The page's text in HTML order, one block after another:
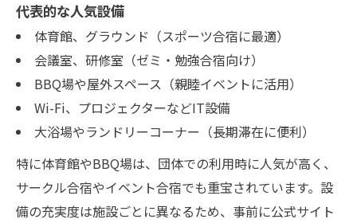
代表的な人気設備
体育館、グラウンド（スポーツ合宿に最適）
会議室、研修室（ゼミ・勉強合宿向け）
BBQ場や屋外スペース（親睦イベントに活用）
Wi-Fi、プロジェクターなどIT設備
大浴場やランドリーコーナー（長期滞在に便利）
特に体育館やBBQ場は、団体での利用時に人気が高く、
サークル合宿やイベント合宿でも重宝されています。設
備の充実度は施設ごとに異なるため、事前に公式サイト